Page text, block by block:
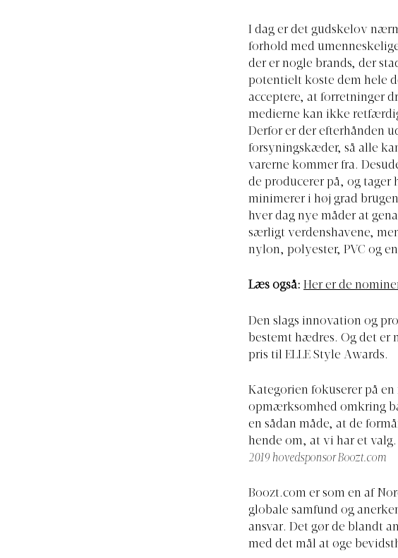
I dag er det gudskelov
forhold med
der er nogle brands, der
potentielt koste dem hele
acceptere, at forretninger
medierne kan ikke
Derfor er der efterhånden
forsyningskæder, så alle
varerne kommer fra.
de producerer på, og tager
minimerer i høj grad
hver dag nye måder at
særligt verdenshavene,
nylon, polyester, PVC og
Læs også: Her er de
Den slags innovation og
bestemt hædres. Og det er
pris til ELLE Style Awards.
Kategorien fokuserer på
opmærksomhed omkring
en sådan måde, at de
hende om, at vi har et valg.
2019 hovedsponsorBoozt.com
Boozt.com er som en af
globale samfund og
ansvar. Det gør de blandt
med det mål at øge